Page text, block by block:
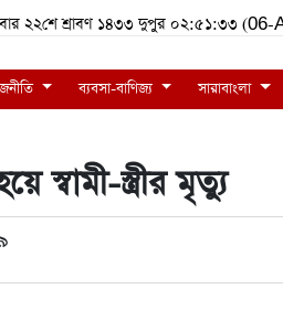
২২শে শ্রাবণ ১৪৩৩ দুপুর ০২:৫১:৩৩
ব্যবসা-বাণিজ্য সারাবাংলা
স্বামী-স্ত্রীর মৃত্যু